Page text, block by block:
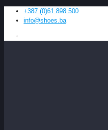
+387 (0)61 898 500
info@shoes.ba